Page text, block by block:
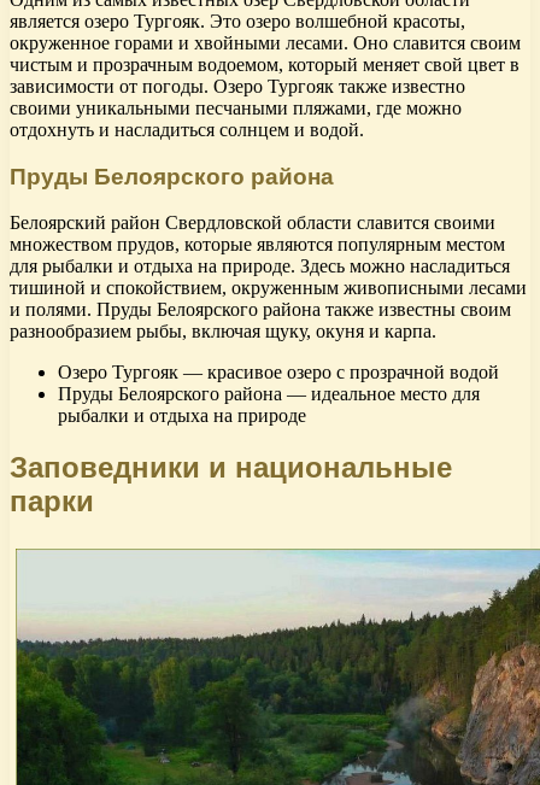
является озеро Тургояк. Это озеро волшебной красоты,
окруженное горами и хвойными лесами. Оно славится своим
чистым и прозрачным водоемом, который меняет свой цвет в
зависимости от погоды. Озеро Тургояк также известно
своими уникальными песчаными пляжами, где можно
отдохнуть и насладиться солнцем и водой.
Пруды Белоярского района
Белоярский район Свердловской области славится своими
множеством прудов, которые являются популярным местом
для рыбалки и отдыха на природе. Здесь можно насладиться
тишиной и спокойствием, окруженным живописными лесами
и полями. Пруды Белоярского района также известны своим
разнообразием рыбы, включая щуку, окуня и карпа.
Озеро Тургояк — красивое озеро с прозрачной водой
Пруды Белоярского района — идеальное место для
рыбалки и отдыха на природе
Заповедники и национальные
парки